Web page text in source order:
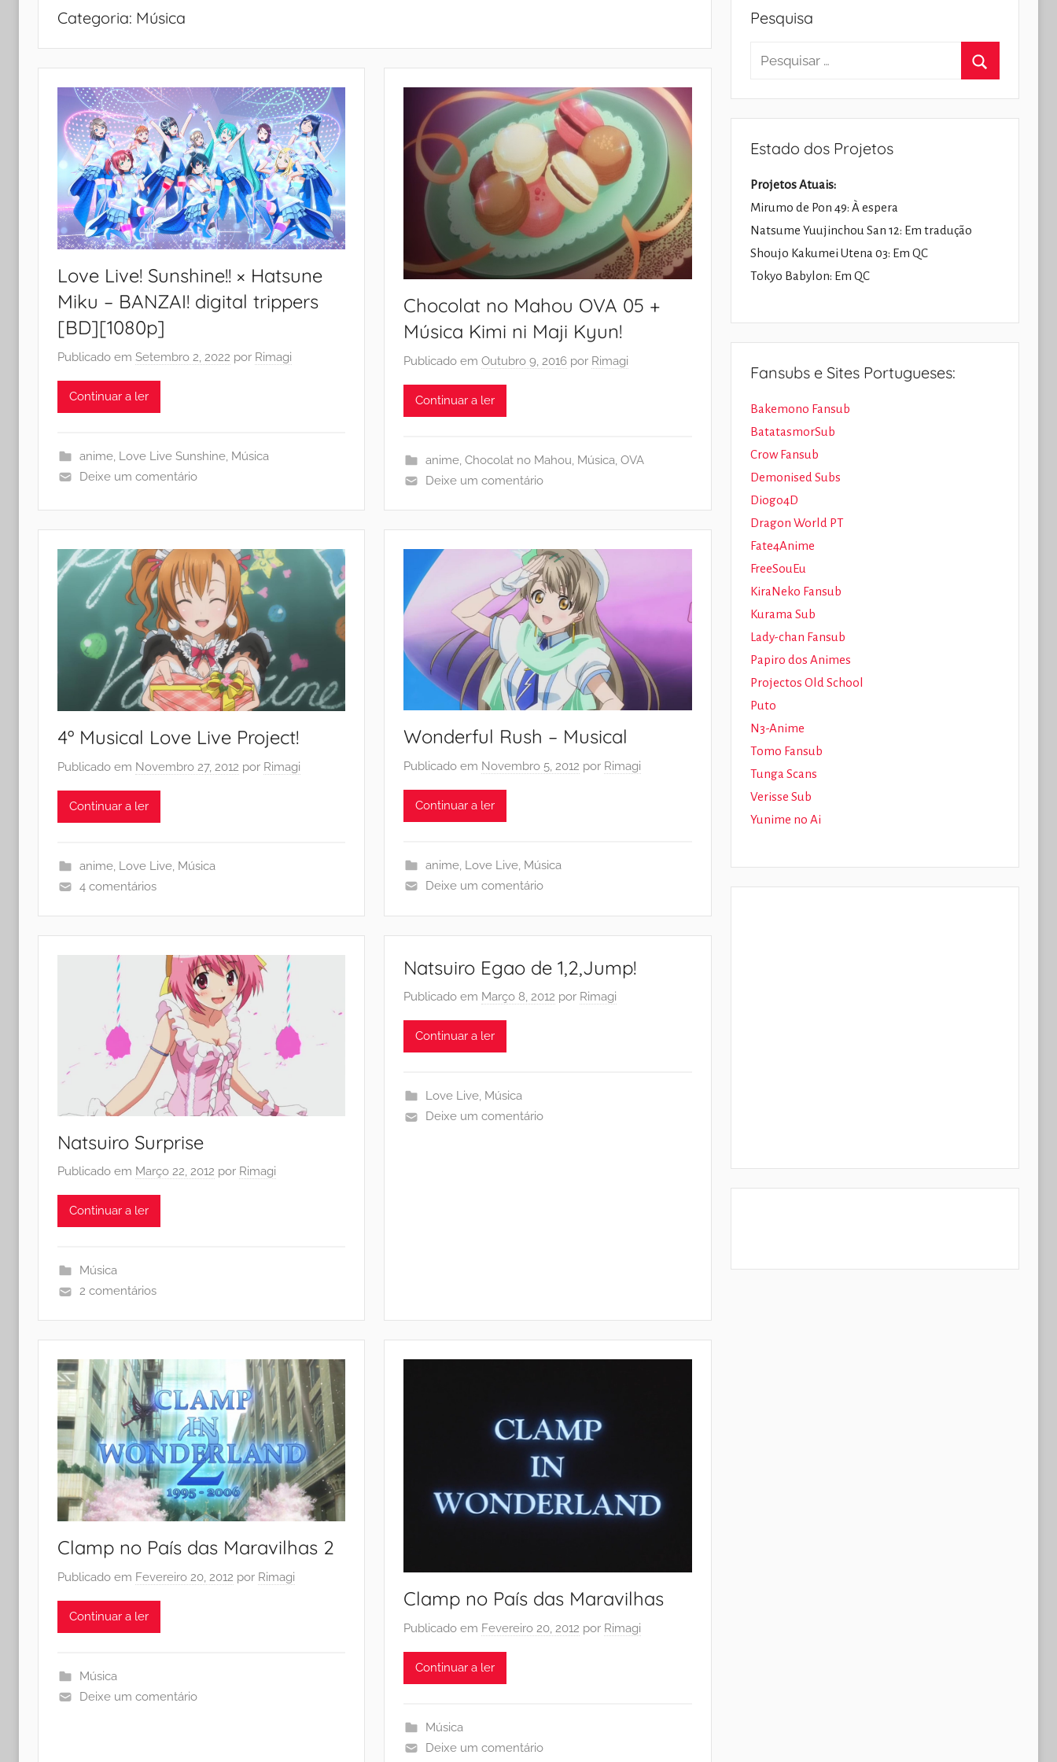
Categoria: Música
Love Live! Sunshine!! × Hatsune
Miku – BANZAI! digital trippers
[BD][1080p]
Publicado em Setembro 2, 2022 por Rimagi
Continuar a ler
anime, Love Live Sunshine, Música
Deixe um comentário
Chocolat no Mahou OVA 05 +
Música Kimi ni Maji Kyun!
Publicado emOutubro 9, 2016 por Rimagi
Continuar a ler
anime, Chocolat no Mahou, Música, OVA
Deixe um comentário
4º Musical Love Live Project!
Publicado em Novembro 27, 2012 por Rimagi
Continuar a ler
anime, Love Live, Música
4 comentários
Wonderful Rush – Musical
Publicado em Novembro 5, 2012 por Rimagi
Continuar a ler
anime, Love Live, Música
Deixe um comentário
Natsuiro Surprise
Publicado em Março 22, 2012 por Rimagi
Continuar a ler
Música
2 comentários
Natsuiro Egao de 1,2,Jump!
Publicado em Março 8, 2012 por Rimagi
Continuar a ler
Love Live, Música
Deixe um comentário
Clamp no País das Maravilhas 2
Publicado em Fevereiro 20, 2012 por Rimagi
Continuar a ler
Música
Deixe um comentário
Clamp no País das Maravilhas
Publicado em Fevereiro 20, 2012 por Rimagi
Continuar a ler
Música
Deixe um comentário
Pesquisa
Pesquisar
Estado dos Projetos
Projetos Atuais:
Mirumo de Pon 49: À espera
Natsume Yuujinchou San 12: Em tradução
Shoujo Kakumei Utena 03: Em QC
Tokyo Babylon: Em QC
Fansubs e Sites Portugueses:
Bakemono Fansub
BatatasmorSub
Crow Fansub
Demonised Subs
Diogo4D
Dragon World PT
Fate4Anime
FreeSouEu
KiraNeko Fansub
Kurama Sub
Lady-chan Fansub
Papiro dos Animes
Projectos Old School
Puto
N3-Anime
Tomo Fansub
Tunga Scans
Verisse Sub
Yunime no Ai